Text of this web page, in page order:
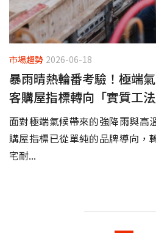
市場趨勢 2026-06-18
暴雨晴熱輪番考驗！極端
客購屋指標轉向「實質工法
面對極端氣候帶來的強降雨與高
購屋指標已從單純的品牌導向，
宅耐...